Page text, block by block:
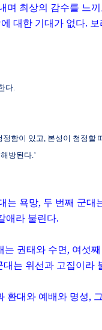
며 최상의 감수를 느
대한 기대가 없다.
다.
정함이 있고, 본성이 청정할
방된다.’
는 욕망, 두 번째 군대
애라 불린다.
는 권태와 수면, 여섯
대는 위선과 고집이라
환대와 예배와 명성,